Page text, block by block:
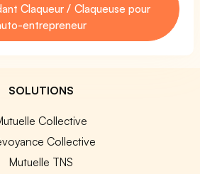
Claqueur / Claqueuse pour
entrepreneur
SOLUTIONS
Collective
Collective
Mutuelle TNS